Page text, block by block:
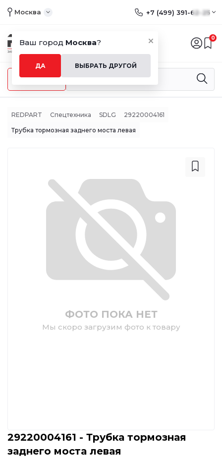
Ваш город Москва?
ДА ВЫБРАТЬ ДРУГОЙ
Москва +7 (499) 391-62-25
0
Меню
REDPART Спецтехника SDLG 29220004161
Трубка тормозная заднего моста левая
ФОТО ПОКА НЕТ
Мы скоро загрузим фото к товару
29220004161 - Трубка тормозная
заднего моста левая